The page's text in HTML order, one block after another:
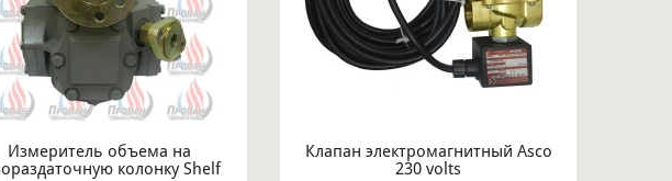
Измеритель объема на
колонку Shelf
Клапан электромагнитный Asco
230 volts